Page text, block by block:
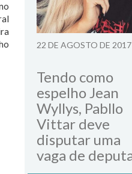
22 DE AGOSTO DE 2017
Tendo como
espelho Jean
Wyllys, Pabllo
Vittar deve
disputar uma
vaga de